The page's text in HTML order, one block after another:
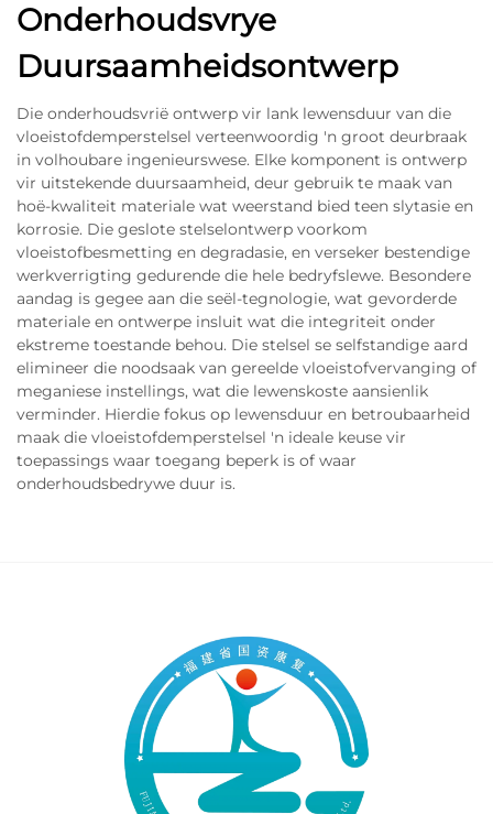
Onderhoudsvrye
Duursaamheidsontwerp
Die onderhoudsvrië ontwerp vir lank lewensduur van die
vloeistofdemperstelsel verteenwoordig 'n groot deurbraak
in volhoubare ingenieurswese. Elke komponent is ontwerp
vir uitstekende duursaamheid, deur gebruik te maak van
hoë-kwaliteit materiale wat weerstand bied teen slytasie en
korrosie. Die geslote stelselontwerp voorkom
vloeistofbesmetting en degradasie, en verseker bestendige
werkverrigting gedurende die hele bedryfslewe. Besondere
aandag is gegee aan die seël-tegnologie, wat gevorderde
materiale en ontwerpe insluit wat die integriteit onder
ekstreme toestande behou. Die stelsel se selfstandige aard
elimineer die noodsaak van gereelde vloeistofvervanging of
meganiese instellings, wat die lewenskoste aansienlik
verminder. Hierdie fokus op lewensduur en betroubaarheid
maak die vloeistofdemperstelsel 'n ideale keuse vir
toepassings waar toegang beperk is of waar
onderhoudsbedrywe duur is.